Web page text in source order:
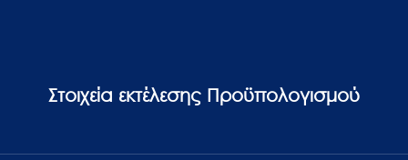
Στοιχεία εκτέλεσης Προϋπολογισμού